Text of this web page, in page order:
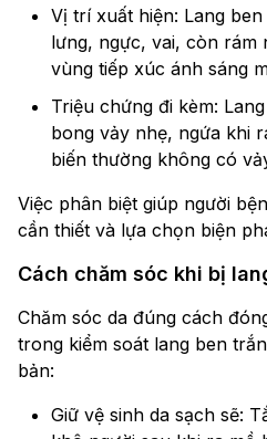
Vị trí xuất hiện: Lang
lưng, ngực, vai, còn rám
vùng tiếp xúc ánh sáng
Triệu chứng đi kèm:
bong vảy nhẹ, ngứa khi
biến thường không có
Việc phân biệt giúp người
cần thiết và lựa chọn biện
Cách chăm sóc khi bị
Chăm sóc da đúng cách
trong kiểm soát lang ben
bản:
Giữ vệ sinh da sạch sẽ: